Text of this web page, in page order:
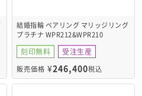
結婚指輪 ペアリング マリッジリング
プラチナ WPR212&WPR210
刻印無料 受注生産
販売価格 ¥246,400税込